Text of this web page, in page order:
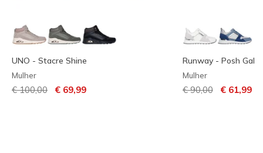
UNO - Stacre Shine
Mulher
Preço com desconto de
€ 100,00 para
€ 69,99
Runway - Posh Gal
Mulher
Preço com
€ 90,00para
€ 61,99